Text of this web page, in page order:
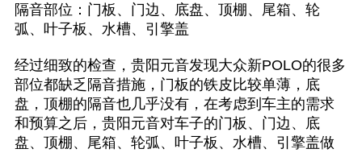
隔音部位：门板、门边、底盘、顶棚、尾箱、轮
弧、叶子板、水槽、引擎盖
经过细致的检查，贵阳元音发现大众新POLO的很多
部位都缺乏隔音措施，门板的铁皮比较单薄，底
盘，顶棚的隔音也几乎没有，在考虑到车主的需求
和预算之后，贵阳元音对车子的门板、门边、底
盘、顶棚、尾箱、轮弧、叶子板、水槽、引擎盖做